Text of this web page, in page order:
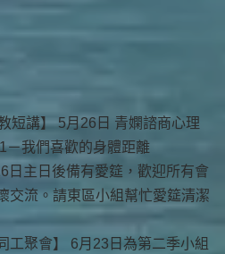
短講】 5月26日 青嫻諮商心理
－我們喜歡的身體距離
日主日後備有愛筵，歡迎所有會
交流。請東區小組幫忙愛筵清潔
工聚會】 6月23日為第二季小組